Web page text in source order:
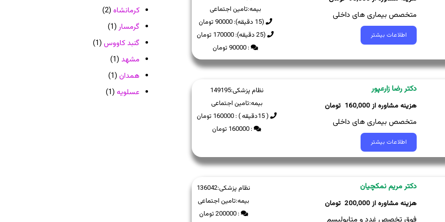
بیمه:تامین اجتماعی
(15 دقیقه): 90000 تومان
(25 دقیقه): 170000 تومان
: 90000 تومان
متخصص بیماری های داخلی
اطلاعات بیشتر
نظام پزشکی:149195
بیمه:تامین اجتماعی
( 15دقیقه ) : 160000 تومان
: 160000 تومان
دکتر رضا زارعپور
160,000
متخصص بیماری های داخلی
اطلاعات بیشتر
نظام پزشکی:136042
بیمه:تامین اجتماعی
: 200000 تومان
دکتر مریم نمکچیان
200,000
فوق تخصص غدد و متابولیسم
کرمانشاه (2)
گرمسار (1)
گنبد کاووس (1)
مشهد (1)
همدان (1)
عسلویه (1)